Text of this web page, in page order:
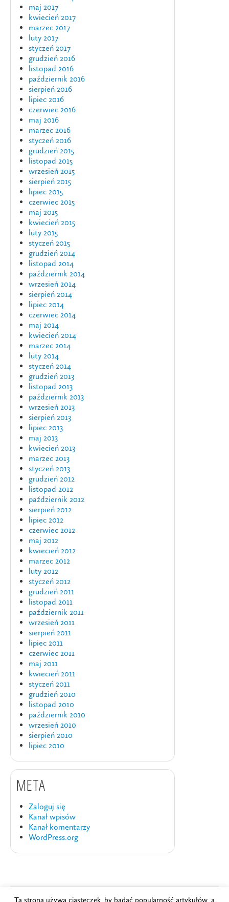
maj 2017
kwiecień 2017
marzec 2017
luty 2017
styczeń 2017
grudzień 2016
listopad 2016
październik 2016
sierpień 2016
lipiec 2016
czerwiec 2016
maj 2016
marzec 2016
styczeń 2016
grudzień 2015
listopad 2015
wrzesień 2015
sierpień 2015
lipiec 2015
czerwiec 2015
maj 2015
kwiecień 2015
luty 2015
styczeń 2015
grudzień 2014
listopad 2014
październik 2014
wrzesień 2014
sierpień 2014
lipiec 2014
czerwiec 2014
maj 2014
kwiecień 2014
marzec 2014
luty 2014
styczeń 2014
grudzień 2013
listopad 2013
październik 2013
wrzesień 2013
sierpień 2013
lipiec 2013
maj 2013
kwiecień 2013
marzec 2013
styczeń 2013
grudzień 2012
listopad 2012
październik 2012
sierpień 2012
lipiec 2012
czerwiec 2012
maj 2012
kwiecień 2012
marzec 2012
luty 2012
styczeń 2012
grudzień 2011
listopad 2011
październik 2011
wrzesień 2011
sierpień 2011
lipiec 2011
czerwiec 2011
maj 2011
kwiecień 2011
styczeń 2011
grudzień 2010
listopad 2010
październik 2010
wrzesień 2010
sierpień 2010
lipiec 2010
META
Zaloguj się
Kanał wpisów
Kanał komentarzy
WordPress.org
Ta strona używa ciasteczek, by badać popularność artykułów, a